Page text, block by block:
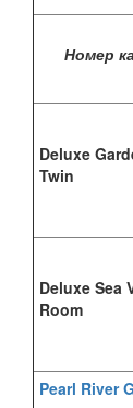
Номер
Deluxe
Twin
Deluxe Sea
Room
Pearl River